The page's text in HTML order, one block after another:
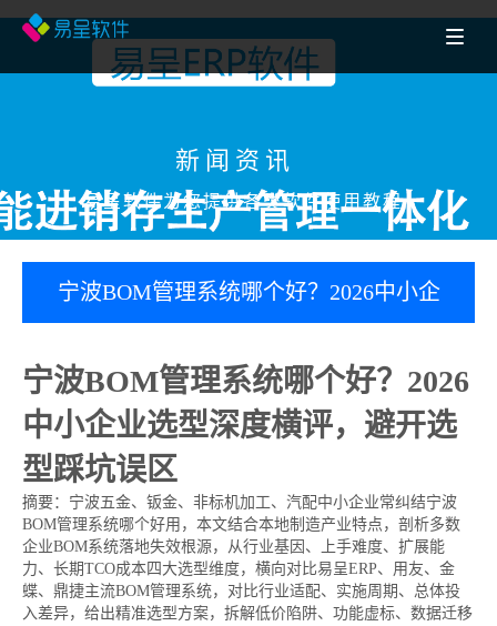
新闻资讯
易呈软件为您提供各类软件使用教程
宁波BOM管理系统哪个好？2026中小企
宁波BOM管理系统哪个好？2026
中小企业选型深度横评，避开选
型踩坑误区
摘要：宁波五金、钣金、非标机加工、汽配中小企业常纠结宁波
BOM管理系统哪个好用，本文结合本地制造产业特点，剖析多数
企业BOM系统落地失效根源，从行业基因、上手难度、扩展能
力、长期TCO成本四大选型维度，横向对比易呈ERP、用友、金
蝶、鼎捷主流BOM管理系统，对比行业适配、实施周期、总体投
入差异，给出精准选型方案，拆解低价陷阱、功能虚标、数据迁移